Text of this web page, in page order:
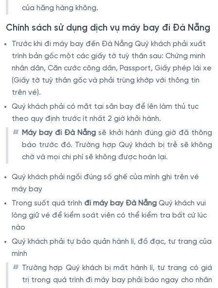
của hãng hàng không.
Chính sách sử dụng dịch vụ máy bay đi Đà Nẵng
Trước khi đi máy bay đến Đà Nẵng Quý khách phải xuất
trình bản gốc một các giấy tờ tuỳ thân sau: Chứng minh
nhân dân, Căn cước công dân, Passport, Giấy phép lái xe
(Giấy tờ tuỳ thân gốc và phải trùng khớp với thông tin
trên vé).
Quý khách phải có mặt tại sân bay để lên làm thủ tục
theo quy định trước ít nhất 2 giờ khởi hành.
Máy bay đi Đà Nẵng sẽ khởi hành đúng giờ đã thông
báo trước đó. Trường hợp Quý khách bị trễ sẽ không
chờ và mọi chi phí sẽ không được hoàn lại.
Quý khách phải ngồi đúng số ghế của mình ghi trên vé
máy bay
Trong suốt quá trình đi máy bay Đà Nẵng Quý khách vui
lòng giữ vé để kiểm soát viên có thể kiểm tra bất cứ lúc
nào
Quý khách phải tự bảo quản hành lí, đồ đạc, tư trang của
mình
Trường hợp Quý khách bị mất hành lí, tư trang có giá
trị trong quá trình đi máy bay phải báo ngay cho nhân